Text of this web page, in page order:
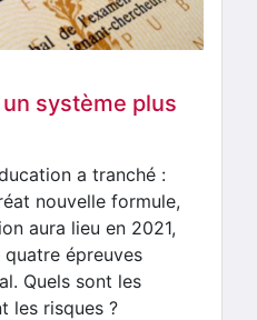
système plus
a tranché :
nouvelle formule,
aura lieu en 2021,
épreuves
Quels sont les
les risques ?